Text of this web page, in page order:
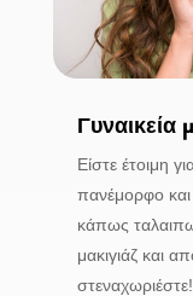
Γυναικεία
Είστε έτοιμη
πανέμορφο και
κάπως
μακιγιάζ και